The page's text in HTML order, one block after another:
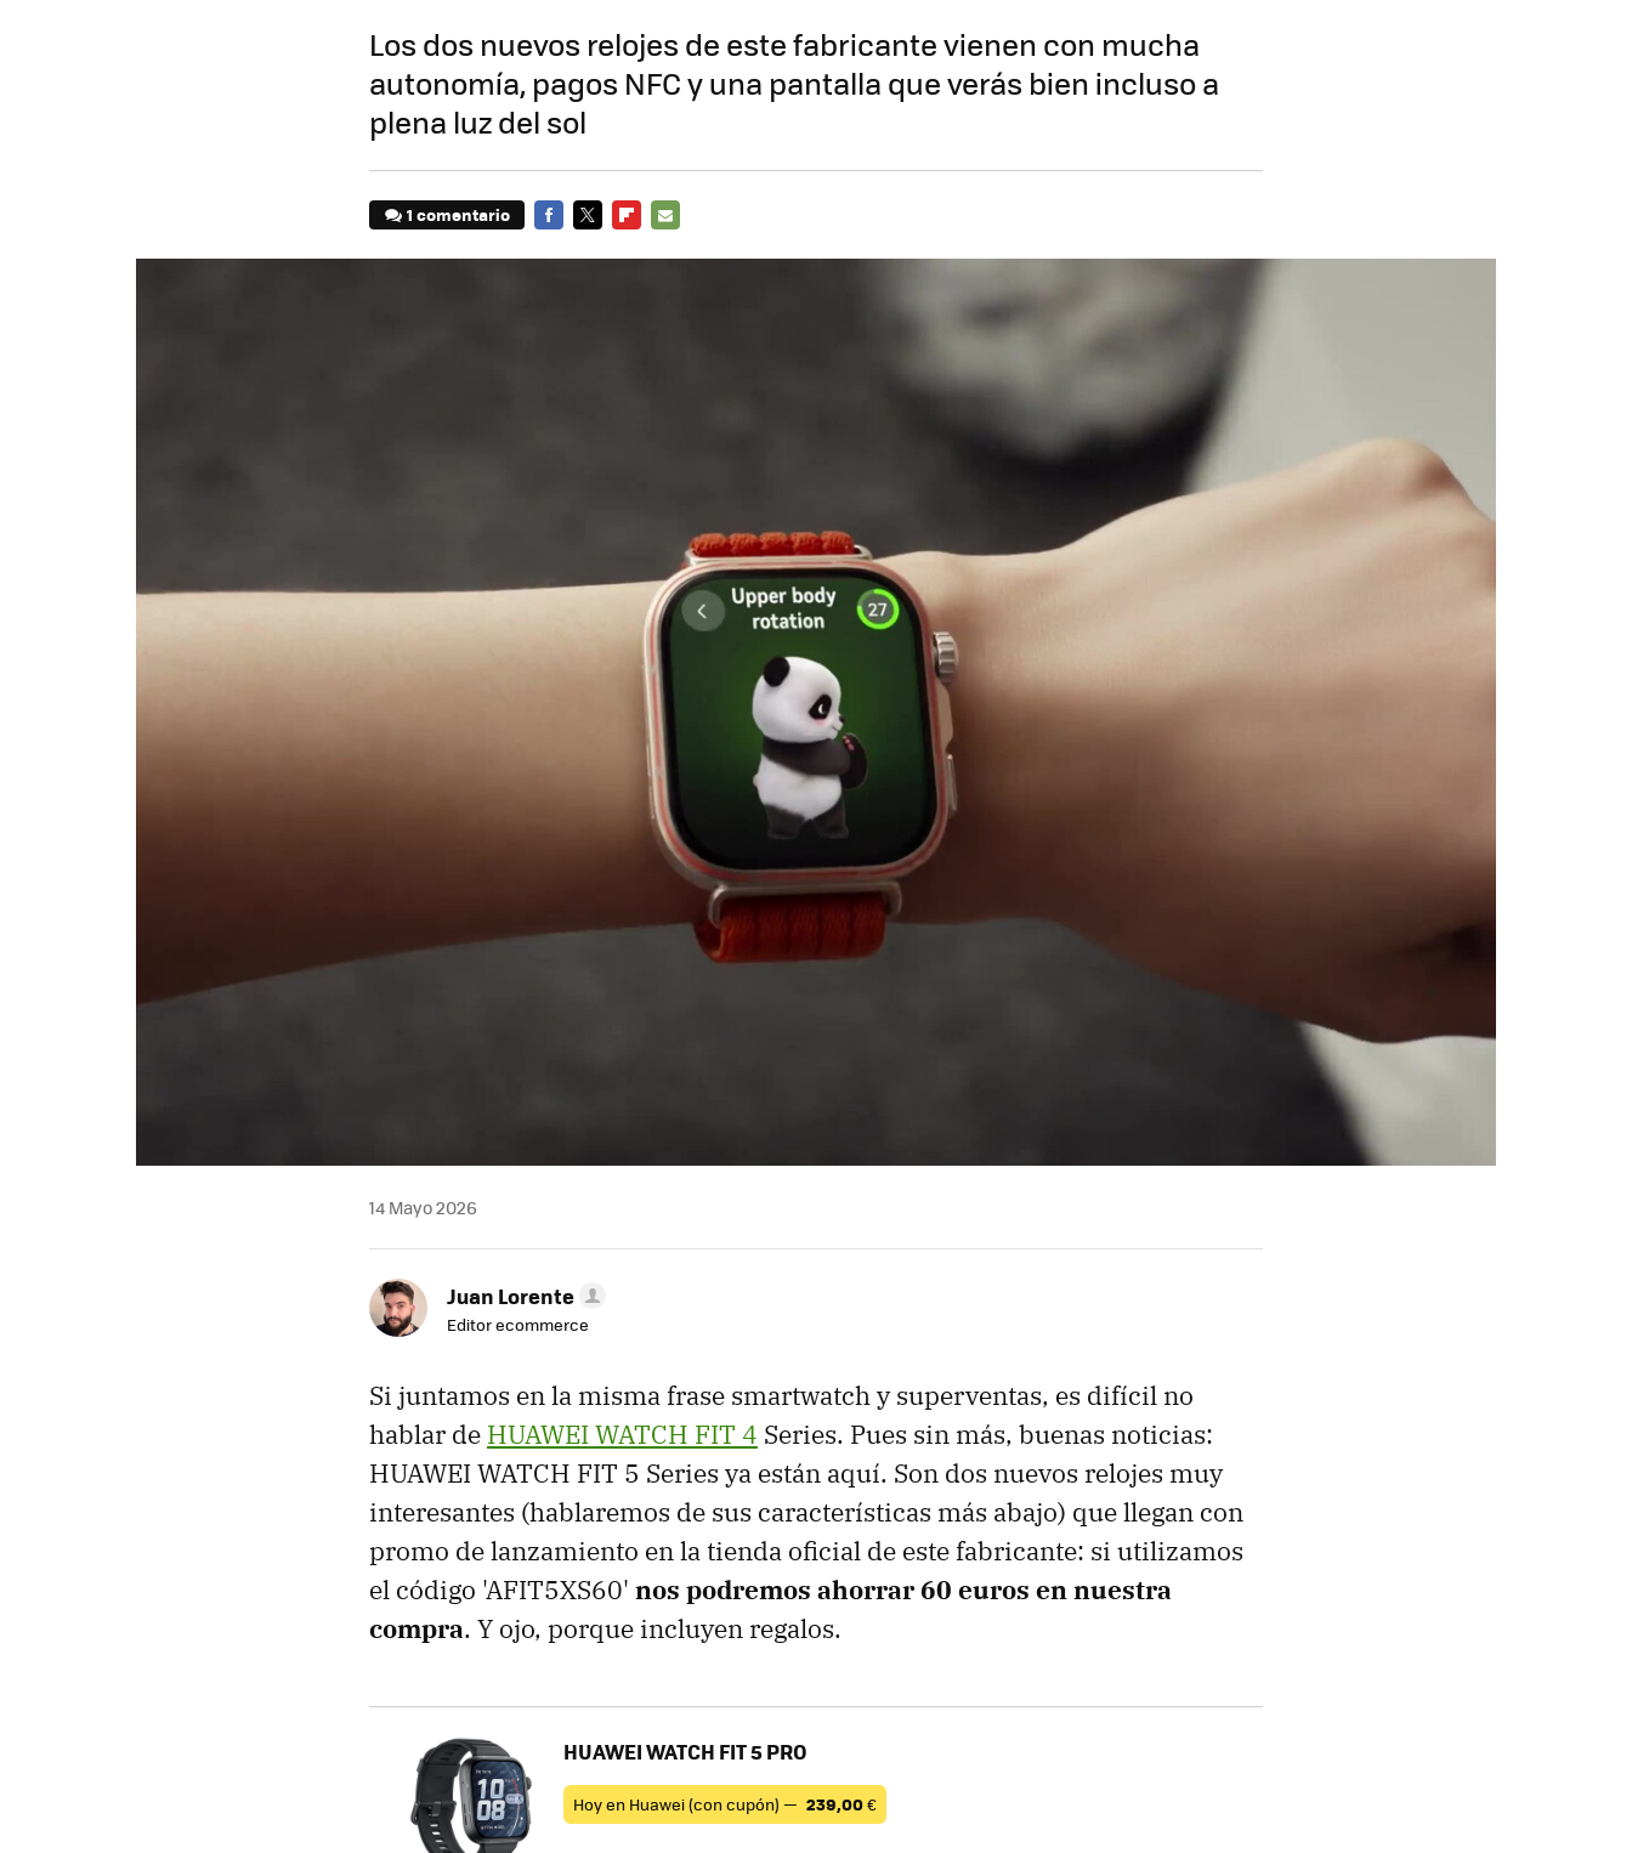
Los dos nuevos relojes de este fabricante vienen con mucha
autonomía, pagos NFC y una pantalla que verás bien incluso a
plena luz del sol
1 comentario
14 Mayo 2026
Juan Lorente
Editor ecommerce
Si juntamos en la misma frase smartwatch y superventas, es difícil no
hablar de HUAWEI WATCH FIT 4 Series. Pues sin más, buenas noticias:
HUAWEI WATCH FIT 5 Series ya están aquí. Son dos nuevos relojes muy
interesantes (hablaremos de sus características más abajo) que llegan con
promo de lanzamiento en la tienda oficial de este fabricante: si utilizamos
el código 'AFIT5XS60' nos podremos ahorrar 60 euros en nuestra
compra. Y ojo, porque incluyen regalos.
HUAWEI WATCH FIT 5 PRO
Hoy en Huawei (con cupón) — 239,00€